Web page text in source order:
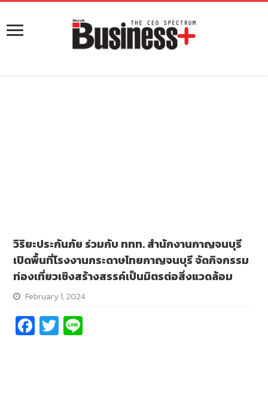
วิริยะประกันภัย ร่วมกับ ททท. สำนักงานกาญจนบุรี
เปิดพื้นที่โรงงานกระดาษไทยกาญจนบุรี จัดกิจกรรม
ท่องเที่ยวเชิงสร้างสรรค์เป็นมิตรต่อสิ่งแวดล้อม
February 1, 2024
Fa
ce
T
wi